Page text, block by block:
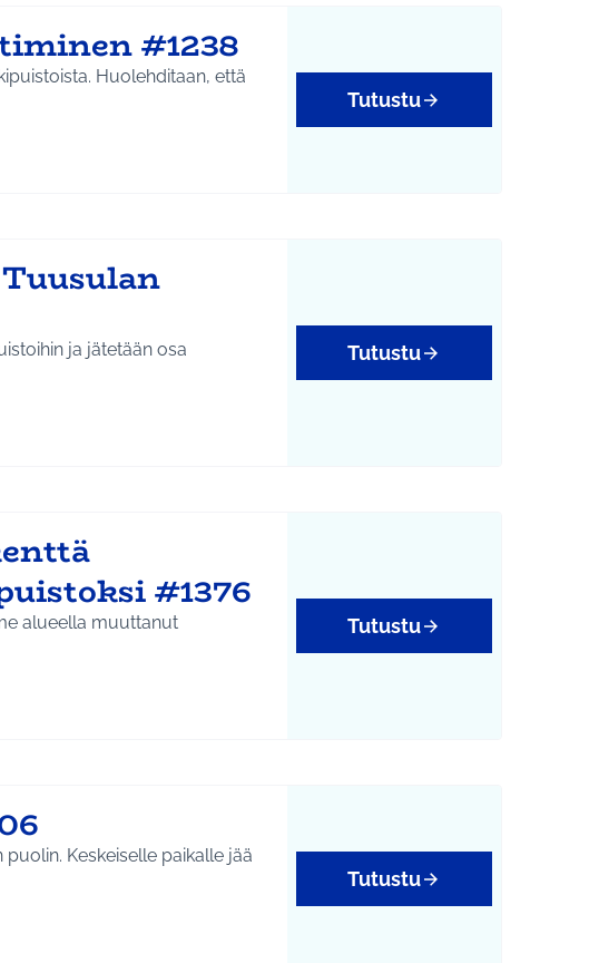
#1238
Huolehditaan, että
Tutustu
ja jätetään osa
Tutustu
#1376
alueella muuttanut
Tutustu
Keskeiselle paikalle jää
Tutustu